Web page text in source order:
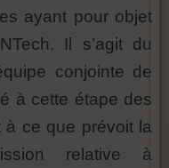
ayant pour objet
Il s’agit du
conjointe de
à cette étape des
à ce que prévoit la
relative à